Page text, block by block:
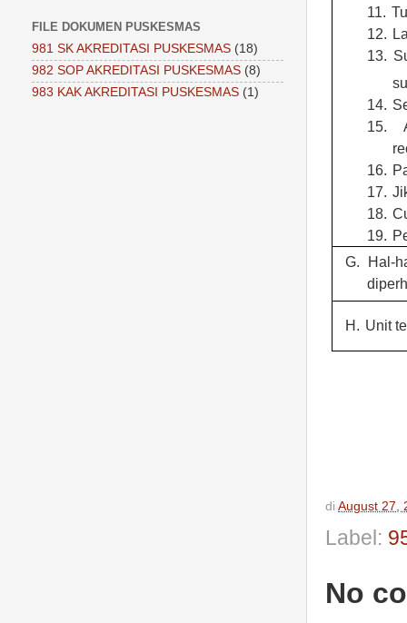
11.
12.
13.
14.
15.
16.
17.
18.
19.
G.
Hal-
H. Unit
di August 27,
Label:
No
FILE DOKUMEN PUSKESMAS
981 SK AKREDITASI PUSKESMAS (18)
982 SOP AKREDITASI PUSKESMAS (8)
983 KAK AKREDITASI PUSKESMAS (1)